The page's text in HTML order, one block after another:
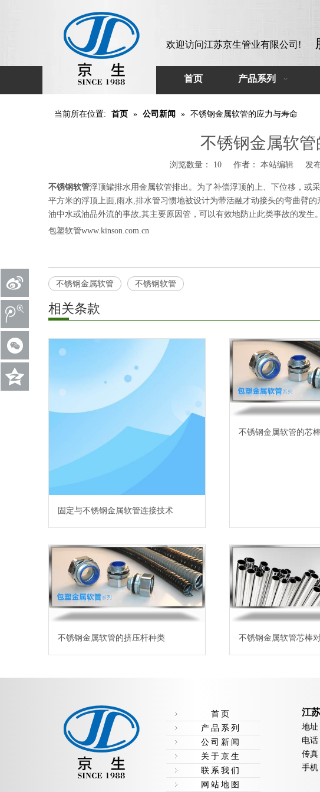
欢迎访问江苏京生管业有限公司!
首页 产品系列
当前所在位置: 首页 » 公司新闻 » 不锈钢金属软管的应力与寿命
不锈钢金属软
浏览数量： 10 作者： 本站编辑 发布
不锈钢软管浮顶罐排水用金属软管排出。为了补偿浮顶的上、下位移，或
平方米的浮顶上面,雨水,排水管习惯地被设计为带活融才动接头的弯曲臂
油中水或油品外流的事故,其主要原因管，可以有效地防止此类事故的发生
包塑软管www.kinson.com.cn
不锈钢金属软管 不锈钢软管
相关条款
固定与不锈钢金属软管连接技术
不锈钢金属软管的芯
不锈钢金属软管的挤压杆种类 不锈钢金属软管芯棒
首页
产品系列
公司新闻
关于京生
联系我们
网站地图
江
地址
电话
传真
手机